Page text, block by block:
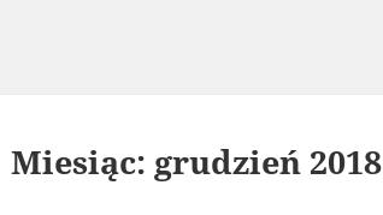
Miesiąc: grudzień 2018